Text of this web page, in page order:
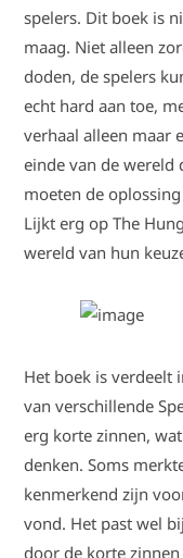
spelers. Dit boek is
maag. Niet alleen
doden, de spelers
echt hard aan toe,
verhaal alleen maar
einde van de wereld
moeten de
Lijkt erg op The
wereld van hun
Het boek is verdeelt
van verschillende
erg korte zinnen,
denken. Soms
kenmerkend zijn
vond. Het past wel
door de korte